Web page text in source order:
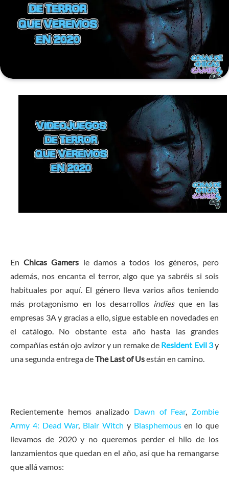
EnChicas Gamers le damos a todos los géneros, pero
además, nos encanta el terror, algo que ya sabréis si sois
habituales por aquí. El género lleva varios años teniendo
más protagonismo en los desarrollos indies que en las
empresas 3A y gracias a ello, sigue estable en novedades en
el catálogo. No obstante esta año hasta las grandes
compañías están ojo avizor y un remake de Resident Evil 3y
una segunda entrega deThe Last of Usestán en camino.
Recientemente hemos analizado Dawn of Fear, Zombie
Army 4: Dead War, Blair Witch y Blasphemousen lo que
llevamos de 2020 y no queremos perder el hilo de los
lanzamientos que quedan en el año, así que ha remangarse
que allá vamos: